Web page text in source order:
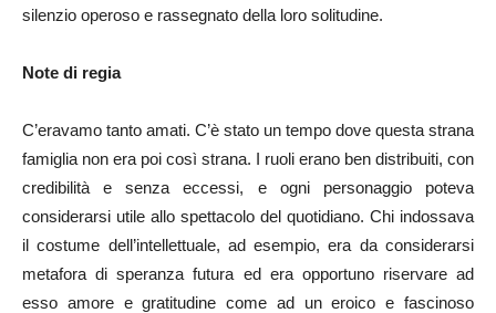
silenzio operoso e rassegnato della loro solitudine.
Note di regia
C’eravamo tanto amati. C’è stato un tempo dove questa strana
famiglia non era poi così strana. I ruoli erano ben distribuiti, con
credibilità e senza eccessi, e ogni personaggio poteva
considerarsi utile allo spettacolo del quotidiano. Chi indossava
il costume dell’intellettuale, ad esempio, era da considerarsi
metafora di speranza futura ed era opportuno riservare ad
esso amore e gratitudine come ad un eroico e fascinoso